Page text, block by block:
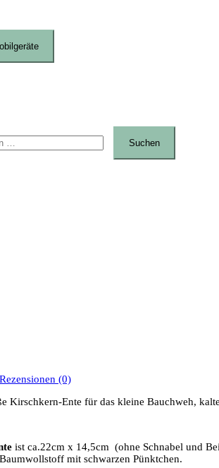
Rezensionen (0)
Kirschkern-Ente für das kleine Bauchweh,
ist ca.22cm x 14,5cm (ohne Schnabel und
mit schwarzen Pünktchen.